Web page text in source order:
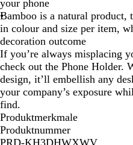
your phone
Bamboo is a natural product,
in colour and size per item,
decoration outcome
If you’re always misplacing
check out the Phone Holder.
design, it’ll embellish any
your company’s exposure
find.
Produktmerkmale
Produktnummer